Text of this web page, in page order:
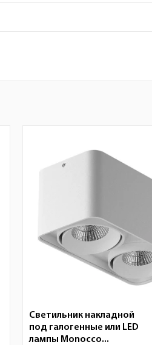
Светильник накладной
под галогенные или LED
лампы Monocco...